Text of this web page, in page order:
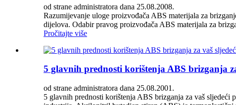
od strane administratora dana 25.08.2008.
Razumijevanje uloge proizvođača ABS materijala za
dijelova. Odabir pravog proizvođača ABS materijala za
Pročitajte više
5 glavnih prednosti korištenja ABS brizganja
od strane administratora dana 25.08.2001.
5 glavnih prednosti korištenja ABS brizganja za vaš sljedeći